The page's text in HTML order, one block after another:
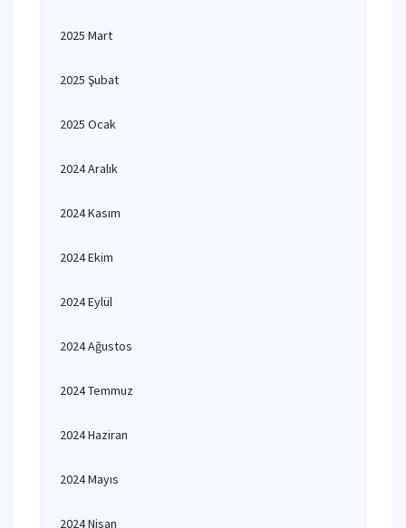
2025 Mart
2025 Şubat
2025 Ocak
2024 Aralık
2024 Kasım
2024 Ekim
2024 Eylül
2024 Ağustos
2024 Temmuz
2024 Haziran
2024 Mayıs
2024 Nisan